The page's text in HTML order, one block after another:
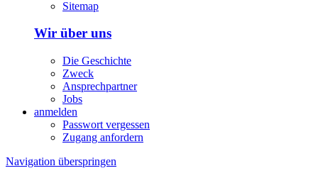
Sitemap
Wir über uns
Die Geschichte
Zweck
Ansprechpartner
Jobs
anmelden
Passwort vergessen
Zugang anfordern
Navigation überspringen